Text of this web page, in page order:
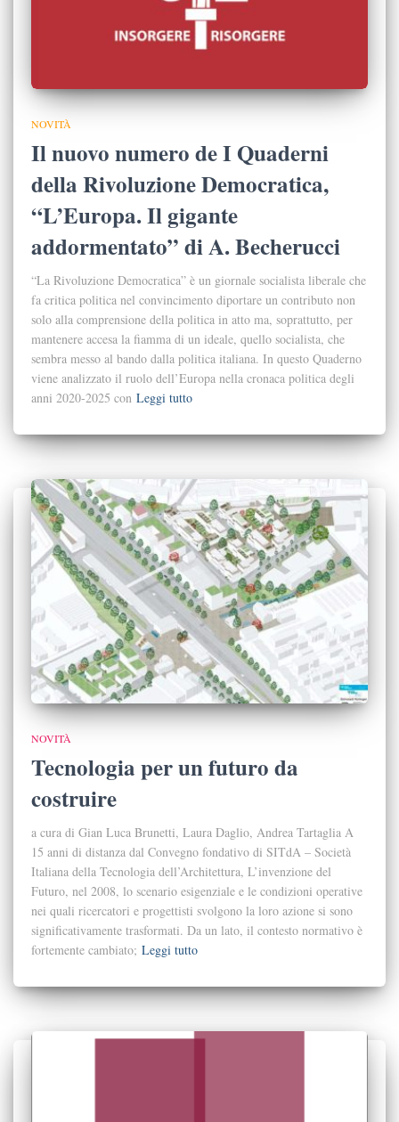
NOVITÀ
Il nuovo numero de I Quaderni
della Rivoluzione Democratica,
“L’Europa. Il gigante
addormentato” di A. Becherucci
“La Rivoluzione Democratica” è un giornale socialista liberale che
fa critica politica nel convincimento diportare un contributo non
solo alla comprensione della politica in atto ma, soprattutto, per
mantenere accesa la fiamma di un ideale, quello socialista, che
sembra messo al bando dalla politica italiana. In questo Quaderno
viene analizzato il ruolo dell’Europa nella cronaca politica degli
anni 2020-2025 con Leggi tutto
NOVITÀ
Tecnologia per un futuro da
costruire
a cura di Gian Luca Brunetti, Laura Daglio, Andrea Tartaglia A
15 anni di distanza dal Convegno fondativo di SITdA – Società
Italiana della Tecnologia dell’Architettura, L’invenzione del
Futuro, nel 2008, lo scenario esigenziale e le condizioni operative
nei quali ricercatori e progettisti svolgono la loro azione si sono
significativamente trasformati. Da un lato, il contesto normativo è
fortemente cambiato; Leggi tutto